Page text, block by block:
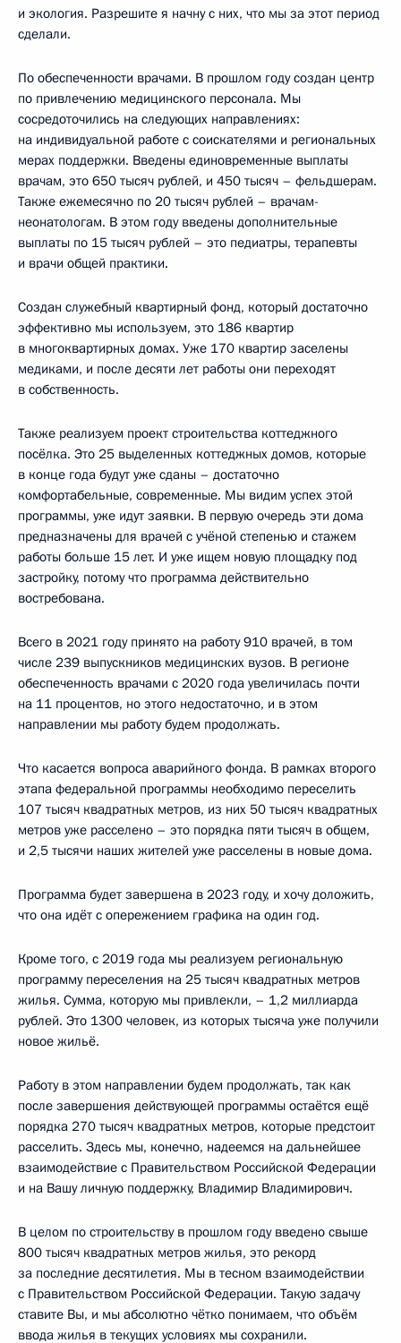
и экология. Разрешите я начну с них, что мы за этот период
сделали.
По обеспеченности врачами. В прошлом году создан центр
по привлечению медицинского персонала. Мы
сосредоточились на следующих направлениях:
на индивидуальной работе с соискателями и региональных
мерах поддержки. Введены единовременные выплаты
врачам, это 650 тысяч рублей, и 450 тысяч – фельдшерам.
Также ежемесячно по 20 тысяч рублей – врачам-
неонатологам. В этом году введены дополнительные
выплаты по 15 тысяч рублей – это педиатры, терапевты
и врачи общей практики.
Создан служебный квартирный фонд, который достаточно
эффективно мы используем, это 186 квартир
в многоквартирных домах. Уже 170 квартир заселены
медиками, и после десяти лет работы они переходят
в собственность.
Также реализуем проект строительства коттеджного
посёлка. Это 25 выделенных коттеджных домов, которые
в конце года будут уже сданы – достаточно
комфортабельные, современные. Мы видим успех этой
программы, уже идут заявки. В первую очередь эти дома
предназначены для врачей с учёной степенью и стажем
работы больше 15 лет. И уже ищем новую площадку под
застройку, потому что программа действительно
востребована.
Всего в 2021 году принято на работу 910 врачей, в том
числе 239 выпускников медицинских вузов. В регионе
обеспеченность врачами с 2020 года увеличилась почти
на 11 процентов, но этого недостаточно, и в этом
направлении мы работу будем продолжать.
Что касается вопроса аварийного фонда. В рамках второго
этапа федеральной программы необходимо переселить
107 тысяч квадратных метров, из них 50 тысяч квадратных
метров уже расселено – это порядка пяти тысяч в общем,
и 2,5 тысячи наших жителей уже расселены в новые дома.
Программа будет завершена в 2023 году, и хочу доложить,
что она идёт с опережением графика на один год.
Кроме того, с 2019 года мы реализуем региональную
программу переселения на 25 тысяч квадратных метров
жилья. Сумма, которую мы привлекли, – 1,2 миллиарда
рублей. Это 1300 человек, из которых тысяча уже получили
новое жильё.
Работу в этом направлении будем продолжать, так как
после завершения действующей программы остаётся ещё
порядка 270 тысяч квадратных метров, которые предстоит
расселить. Здесь мы, конечно, надеемся на дальнейшее
взаимодействие с Правительством Российской Федерации
и на Вашу личную поддержку, Владимир Владимирович.
В целом по строительству в прошлом году введено свыше
800 тысяч квадратных метров жилья, это рекорд
за последние десятилетия. Мы в тесном взаимодействии
с Правительством Российской Федерации. Такую задачу
ставите Вы, и мы абсолютно чётко понимаем, что объём
ввода жилья в текущих условиях мы сохранили.